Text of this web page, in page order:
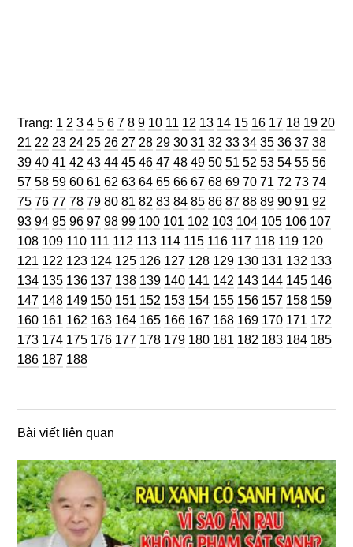
Trang: Trang
1 Trang
2 Trang
3 Trang
4 Trang
5 Trang
6 Trang
7 Trang
8 Trang
9 Trang
10 Trang
11 Trang
12 Trang
13 Trang
14 Trang
15 Trang
16 Trang
17 Trang
18 Trang
19 Trang
20
Trang
21 Trang
22 Trang
23 Trang
24 Trang
25 Trang
26 Trang
27 Trang
28 Trang
29 Trang
30 Trang
31 Trang
32 Trang
33 Trang
34 Trang
35 Trang
36 Trang
37 Trang
38
39 Trang
40 Trang
41 Trang
42 Trang
43 Trang
44 Trang
45 Trang
46 Trang
47 Trang
48 Trang
49 Trang
50 Trang
51 Trang
52 Trang
53 Trang
54 Trang
55 Trang
56
57 Trang
58 Trang
59 Trang
60 Trang
61 Trang
62 Trang
63 Trang
64 Trang
65 Trang
66 Trang
67 Trang
68 Trang
69 Trang
70 Trang
71 Trang
72 Trang
73 Trang
74
75 Trang
76 Trang
77 Trang
78 Trang
79 Trang
80 Trang
81 Trang
82 Trang
83 Trang
84 Trang
85 Trang
86 Trang
87 Trang
88 Trang
89 Trang
90 Trang
91 Trang
92
93 Trang
94 Trang
95 Trang
96 Trang
97 Trang
98 Trang
99 Trang
100 Trang
101 Trang
102 Trang
103 Trang
104 Trang
105 Trang
106 Trang
107
108 Trang
109 Trang
110 Trang
111 Trang
112 Trang
113 Trang
114 Trang
115 Trang
116 Trang
117 Trang
118 Trang
119 Trang
120
121 Trang
122 Trang
123 Trang
124 Trang
125 Trang
126 Trang
127 Trang
128 Trang
129 Trang
130 Trang
131 Trang
132 Trang
133
134 Trang
135 Trang
136 Trang
137 Trang
138 Trang
139 Trang
140 Trang
141 Trang
142 Trang
143 Trang
144 Trang
145 Trang
146
147 Trang
148 Trang
149 Trang
150 Trang
151 Trang
152 Trang
153 Trang
154 Trang
155 Trang
156 Trang
157 Trang
158 Trang
159
160 Trang
161 Trang
162 Trang
163 Trang
164 Trang
165 Trang
166 Trang
167 Trang
168 Trang
169 Trang
170 Trang
171 Trang
172
173 Trang
174 Trang
175 Trang
176 Trang
177 Trang
178 Trang
179 Trang
180 Trang
181 Trang
182 Trang
183 Trang
184 Trang
185
186 Trang
187 Trang
188
Bài viết liên quan